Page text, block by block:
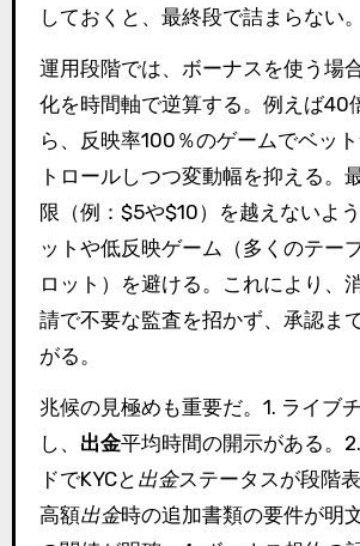
しておくと、最終段で詰まらない。
運用段階では、ボーナスを使う場
化を時間軸で逆算する。例えば40
ら、反映率100％のゲームでベッ
トロールしつつ変動幅を抑える。
限（例：$5や$10）を越えないよ
ットや低反映ゲーム（多くのテー
ロット）を避ける。これにより、
請で不要な監査を招かず、承認ま
がる。
兆候の見極めも重要だ。1. ライブ
し、 出金平均時間の開示がある。
ドでKYCと 出金ステータスが段階
高額出金時の追加書類の要件が明